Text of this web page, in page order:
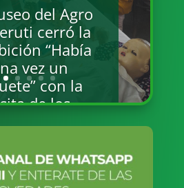
del Agro
cerró la
“Había
vez un
con la
de los
y
n.º
quienes